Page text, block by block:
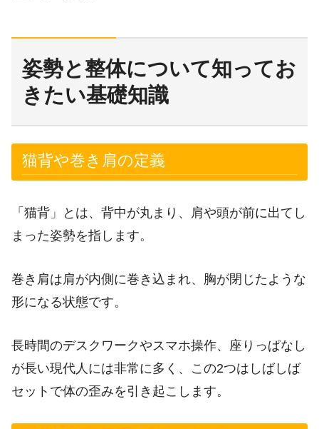
姿勢と整体について知ってお
きたい基礎知識
猫背や巻き肩の定義
「猫背」とは、背中が丸まり、肩や頭が前に出てし
まった姿勢を指します。
巻き肩は肩が内側に巻き込まれ、胸が閉じたような
形になる状態です。
長時間のデスクワークやスマホ操作、座りっぱなし
が長い現代人には非常に多く、この2つはしばしば
セットで体の歪みを引き起こします。